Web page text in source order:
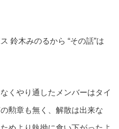
鈴木みのるから “その話”は
くやり通したメンバーはタイ
勲章も無く、解散は出来な